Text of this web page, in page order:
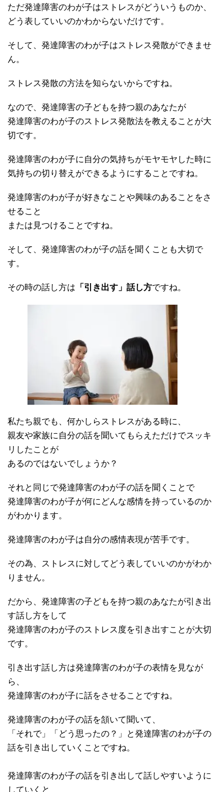
ただ発達障害のわが子はストレスがどういうものか、
どう表していいのかわからないだけです。
そして、発達障害のわが子はストレス発散ができませ
ん。
ストレス発散の方法を知らないからですね。
なので、発達障害の子どもを持つ親のあなたが
発達障害のわが子のストレス発散法を教えることが大
切です。
発達障害のわが子に自分の気持ちがモヤモヤした時に
気持ちの切り替えができるようにすることですね。
発達障害のわが子が好きなことや興味のあることをさ
せること
または見つけることですね。
そして、発達障害のわが子の話を聞くことも大切で
す。
その時の話し方は 「引き出す」話し方ですね。
私たち親でも、何かしらストレスがある時に、
親友や家族に自分の話を聞いてもらえただけでスッキ
リしたことが
あるのではないでしょうか？
それと同じで発達障害のわが子の話を聞くことで
発達障害のわが子が何にどんな感情を持っているのか
がわかります。
発達障害のわが子は自分の感情表現が苦手です。
その為、ストレスに対してどう表していいのかがわか
りません。
だから、発達障害の子どもを持つ親のあなたが引き出
す話し方をして
発達障害のわが子のストレス度を引き出すことが大切
です。
引き出す話し方は発達障害のわが子の表情を見なが
ら、
発達障害のわが子に話をさせることですね。
発達障害のわが子の話を頷いて聞いて、
「それで」「どう思ったの？」と発達障害のわが子の
話を引き出していくことですね。
発達障害のわが子の話を引き出して話しやすいように
していくと